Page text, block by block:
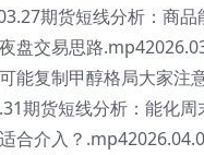
期货短线分析：商品
盘交易思路
能复制甲醇格局大家注
期货短线分析：能化周
合介入？